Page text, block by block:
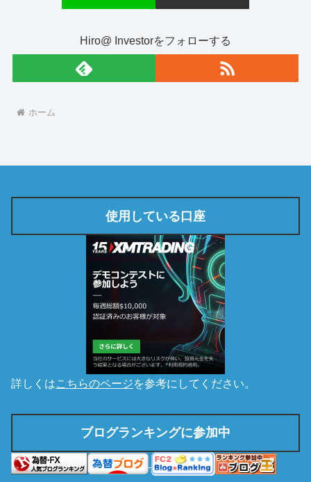
Hiro@ Investorをフォローする
ホーム
使用している口座
詳しくはこちらのページを参考にしてください。
ブログランキングに参加中